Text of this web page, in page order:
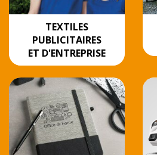
TEXTILES
PUBLICITAIRES
ET D'ENTREPRISE